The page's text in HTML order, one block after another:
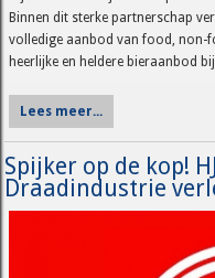
Binnen dit sterke partnerschap
volledige aanbod van food, non-
heerlijke en heldere bieraanbod bij
Lees meer...
Spijker op de kop!
Draadindustrie